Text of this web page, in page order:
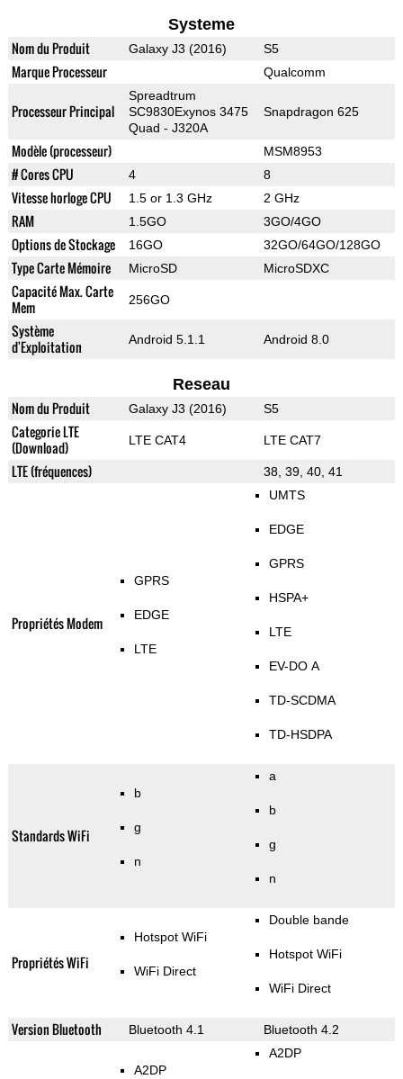
Systeme
Nom du Produit Galaxy J3 (2016) S5
Marque Processeur Qualcomm
Processeur Principal
Spreadtrum
SC9830Exynos 3475
Quad - J320A
Snapdragon 625
Modèle (processeur) MSM8953
# Cores CPU 4 8
Vitesse horloge CPU 1.5 or 1.3 GHz 2 GHz
RAM 1.5GO 3GO/4GO
Options de Stockage 16GO 32GO/64GO/128GO
Type Carte Mémoire MicroSD MicroSDXC
Capacité Max. Carte
Mem
256GO
Système
d'Exploitation
Android 5.1.1 Android 8.0
Reseau
Nom du Produit Galaxy J3 (2016) S5
Categorie LTE
(Download)
LTE CAT4 LTE CAT7
LTE (fréquences) 38, 39, 40, 41
Propriétés Modem
GPRS
EDGE
LTE
UMTS
EDGE
GPRS
HSPA+
LTE
EV-DO A
TD-SCDMA
TD-HSDPA
Standards WiFi
b
g
n
a
b
g
n
Propriétés WiFi
Hotspot WiFi
WiFi Direct
Double bande
Hotspot WiFi
WiFi Direct
Version Bluetooth Bluetooth 4.1 Bluetooth 4.2
A2DP
A2DP